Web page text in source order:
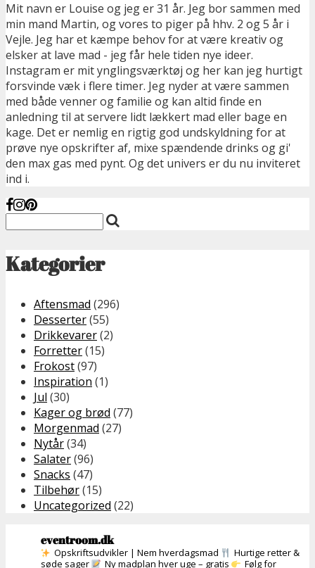
Mit navn er Louise og jeg er 31 år. Jeg bor sammen med
min mand Martin, og vores to piger på hhv. 2 og 5 år i
Vejle. Jeg har et kæmpe behov for at være kreativ og
elsker at lave mad - jeg får hele tiden nye ideer.
Instagram er mit ynglingsværktøj og her kan jeg hurtigt
forsvinde væk i flere timer. Jeg nyder at være sammen
med både venner og familie og kan altid finde en
anledning til at servere lidt lækkert mad eller bage en
kage. Det er nemlig en rigtig god undskyldning for at
prøve nye opskrifter af, mixe spændende drinks og gi'
den max gas med pynt. Og det univers er du nu inviteret
ind i.
Kategorier
Aftensmad (296)
Desserter(55)
Drikkevarer(2)
Forretter(15)
Frokost(97)
Inspiration (1)
Jul (30)
Kager og brød (77)
Morgenmad (27)
Nytår(34)
Salater(96)
Snacks (47)
Tilbehør(15)
Uncategorized (22)
eventroom.dk
Opskriftsudvikler | Nem hverdagsmad
Hurtige retter &
søde sager
Ny madplan hver uge – gratis Følg for